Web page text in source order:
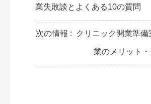
業失敗談とよくある10の質問
次の情報 : クリニック開業準備
業のメリット